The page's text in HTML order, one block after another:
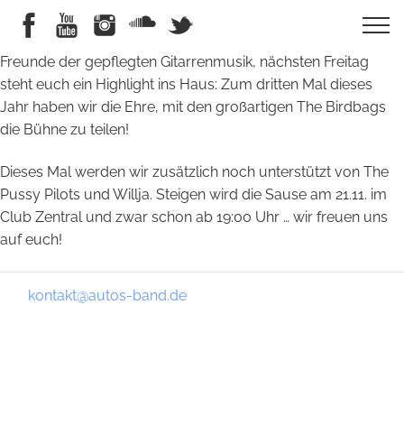
Freunde der gepflegten Gitarrenmusik, nächsten Freitag
steht euch ein Highlight ins Haus: Zum dritten Mal dieses
Jahr haben wir die Ehre, mit den großartigen The Birdbags
die Bühne zu teilen!
Dieses Mal werden wir zusätzlich noch unterstützt von The
Pussy Pilots und Willja. Steigen wird die Sause am 21.11. im
Club Zentral und zwar schon ab 19:00 Uhr … wir freuen uns
auf euch!
kontakt@autos-band.de